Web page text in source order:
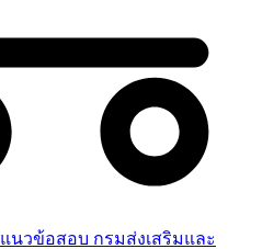
แนวข้อสอบ กรมส่งเสริมและ